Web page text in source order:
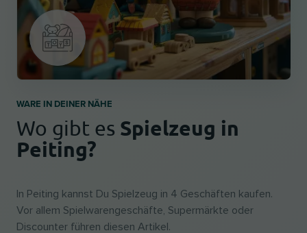
WARE IN DEINER NÄHE
Wo gibt es Spielzeug in
Peiting?
In Peiting kannst Du Spielzeug in 4 Geschäften kaufen.
Vor allem Spielwarengeschäfte, Supermärkte oder
Discounter führen diesen Artikel.